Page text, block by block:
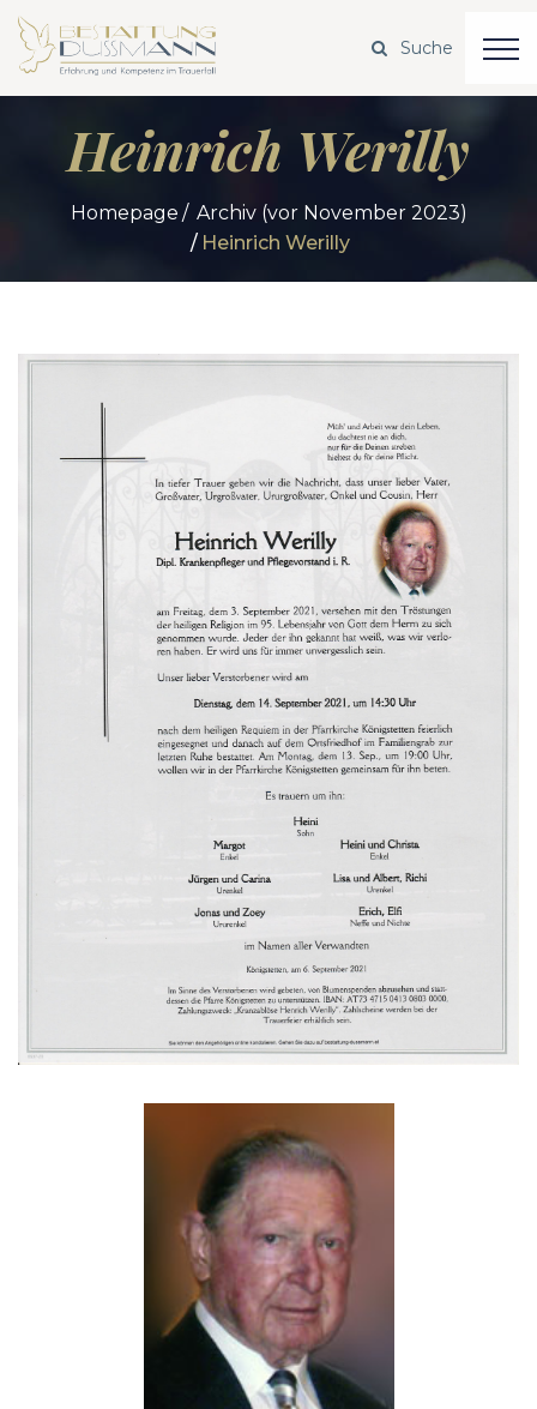
Heinrich Werilly
Homepage
Archiv (vor November 2023)
Heinrich Werilly